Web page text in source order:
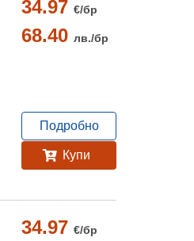
34.97 €/бр
68.40 лв./бр
Подробно
Купи
34.97 €/бр